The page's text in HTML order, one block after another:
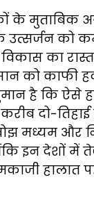
के मुताबिक
उत्सर्जन को
का
को काफी
है कि ऐसे
दो-तिहाई
मध्यम और
इन देशों में
हालात